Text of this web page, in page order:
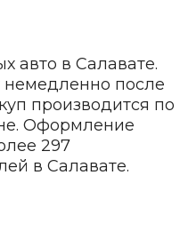
авто в Салавате.
после
производится по
Оформление
297
в Салавате.